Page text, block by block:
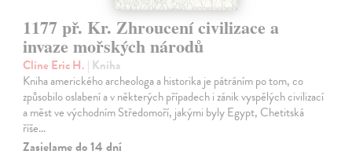
1177 př. Kr. Zhroucení civilizace a
invaze mořských národů
Cline Eric H. | Kniha
Kniha amerického archeologa a historika je pátráním po tom, co
způsobilo oslabení a v některých případech i zánik vyspělých civilizací
a měst ve východním Středomoří, jakými byly Egypt, Chetitská
říše…
Zasielame do 14 dní